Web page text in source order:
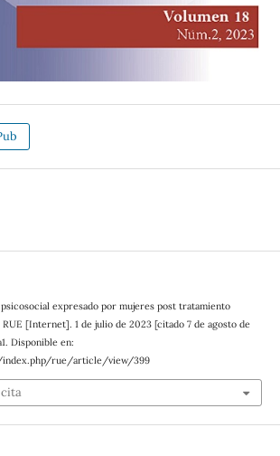
expresado por mujeres post tratamiento
[Internet]. 1 de julio de 2023 [citado 7 de agosto de
Disponible en:
rue/article/view/399